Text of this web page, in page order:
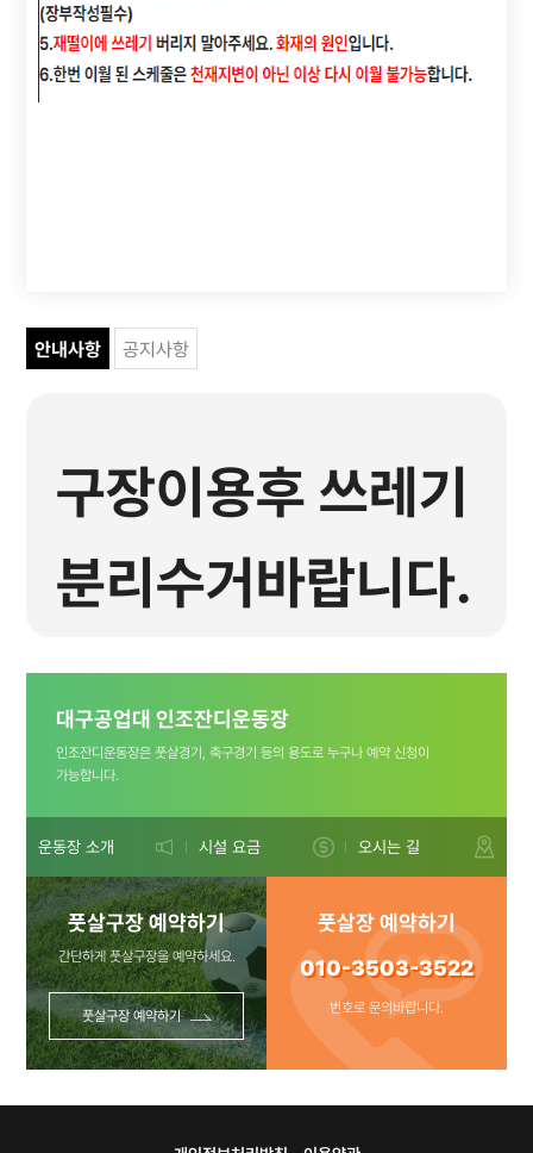
안내사항 공지사항
구장이용후 쓰레기
분리수거바랍니다.
(플라스틱은
비워주세요 ㅠㅠ)
문의사항:010-
3503-3522
대구공업대 인조잔디운동장
인조잔디운동장은 풋살경기, 축구경기 등의 용도로 누구나 예약 신청이
가능합니다.
운동장 소개 시설 요금 오시는 길
풋살구장 예약하기
간단하게 풋살구장을 예약하세요.
풋살구장 예약하기
풋살장 예약하기
010-3503-3522
번호로 문의바랍니다.